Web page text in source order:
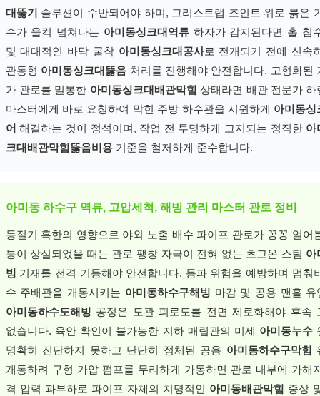
대뚫기
솔루션이 수반되어야 하며, 그리스트랩 조인트 위로 붉은
수가 울컥 넘쳐나는 아미동싱크대역류하자가 감지된다면 홀 침
및 대대적인 바닥 굴착 아미동싱크대공사로 전개되기 전에 신속
관통형 아미동싱크대뚫음 처리를 진행해야 안전합니다. 고형화된
가 관로를 밀봉한 아미동싱크대배관막힘 상태라면 배관 전문가 하
마스터에게 바로 요청하여 막힌 주방 하수관을 시원하게 아미동싱
어 해결하는 것이 정석이며, 작업 전 투명하게 고지되는 정직한 아
크대배관막힘뚫음비용기준을 철저하게 준수합니다.
아미동 하수구 역류, 고압세척, 해빙 관리 마스터 관로 정비
동절기 혹한의 영향으로 야외 노출 배수 파이프 관로가 꽁꽁 얼어
통이 상실되었을 때는 관로 팽창 자극이 전혀 없는 초고온 스팀 아
빙 기재를 전격 기동해야 안전합니다. 동파 위험을 예방하며 멈춰
수 주배관을 개통시키는 아미동하수구해빙 마감 및 공용 맨홀 유
아미동하수도해빙 공정은 도관 피로도를 전면 제로화해야 후속
없습니다. 육안 확인이 불가능한 지하 매립관의 미세 아미동누수
명확히 진단하지 못하고 단단히 정체된 공용 아미동하수구막힘
개통하려 구형 가압 펌프를 무리하게 가동하면 관로 내부에 가해
격 압력 과부하로 파이프 자체의 치명적인 아미동배관막힘 증상